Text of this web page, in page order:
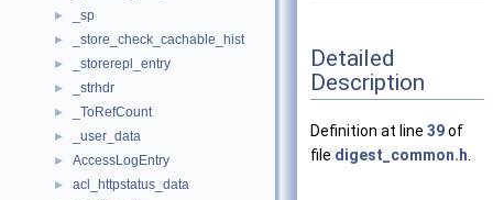
► _sp
► _store_check_cachable_hist
► _storerepl_entry
► _strhdr
► _ToRefCount
► _user_data
► AccessLogEntry
► acl_httpstatus_data
Detailed
Description
Definition at line 39of
file digest_common.h